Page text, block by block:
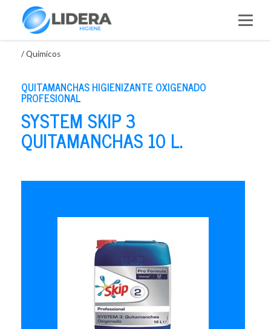
/Químicos
QUITAMANCHAS HIGIENIZANTE OXIGENADO
PROFESIONAL
SYSTEM SKIP 3
QUITAMANCHAS 10 L.